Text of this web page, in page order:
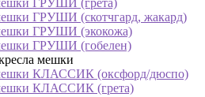
ГРУШИ (грета)
ГРУШИ (скотчгард, жакард)
ГРУШИ (экокожа)
ГРУШИ (гобелен)
мешки
КЛАССИК (оксфорд/дюспо)
КЛАССИК (грета)